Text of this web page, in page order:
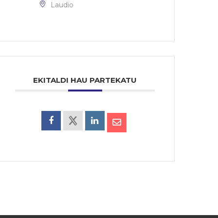
Laudio
EKITALDI HAU PARTEKATU